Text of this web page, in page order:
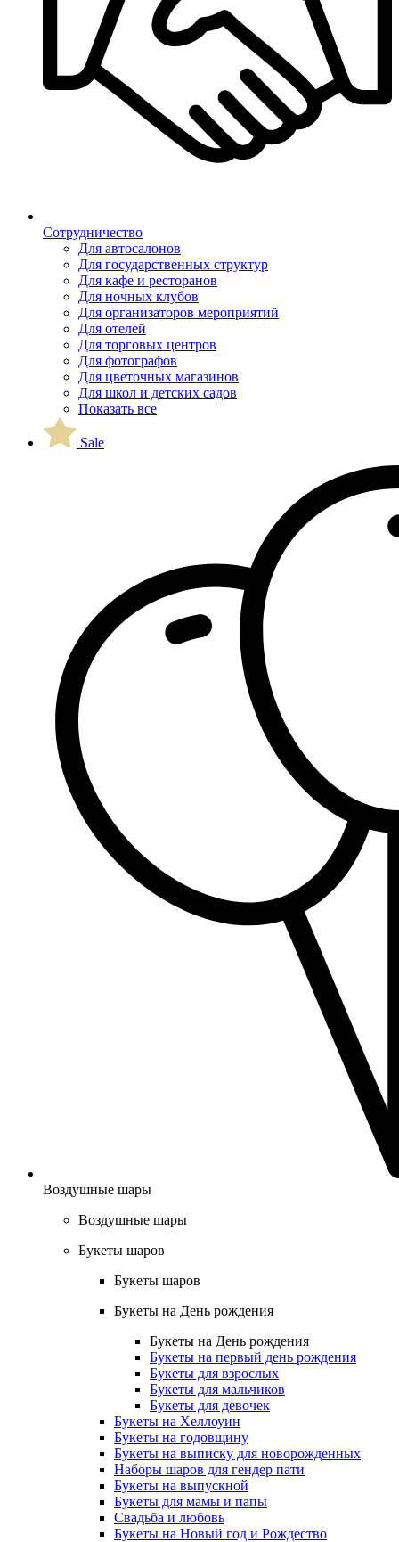
Сотрудничество
Для автосалонов
Для государственных структур
Для кафе и ресторанов
Для ночных клубов
Для организаторов мероприятий
Для отелей
Для торговых центров
Для фотографов
Для цветочных магазинов
Для школ и детских садов
Показать все
Sale
Воздушные шары
Воздушные шары
Букеты шаров
Букеты шаров
Букеты на День рождения
Букеты на День рождения
Букеты на первый день рождения
Букеты для взрослых
Букеты для мальчиков
Букеты для девочек
Букеты на Хеллоуин
Букеты на годовщину
Букеты на выписку для новорожденных
Наборы шаров для гендер пати
Букеты на выпускной
Букеты для мамы и папы
Свадьба и любовь
Букеты на Новый год и Рождество